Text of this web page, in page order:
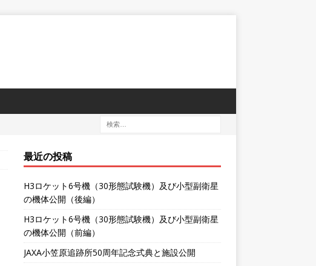
最近の投稿
H3ロケット6号機（30形態試験機）及び小型副衛星
の機体公開（後編）
H3ロケット6号機（30形態試験機）及び小型副衛星
の機体公開（前編）
JAXA小笠原追跡所50周年記念式典と施設公開